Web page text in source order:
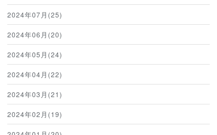
2024年07月(25)
2024年06月(20)
2024年05月(24)
2024年04月(22)
2024年03月(21)
2024年02月(19)